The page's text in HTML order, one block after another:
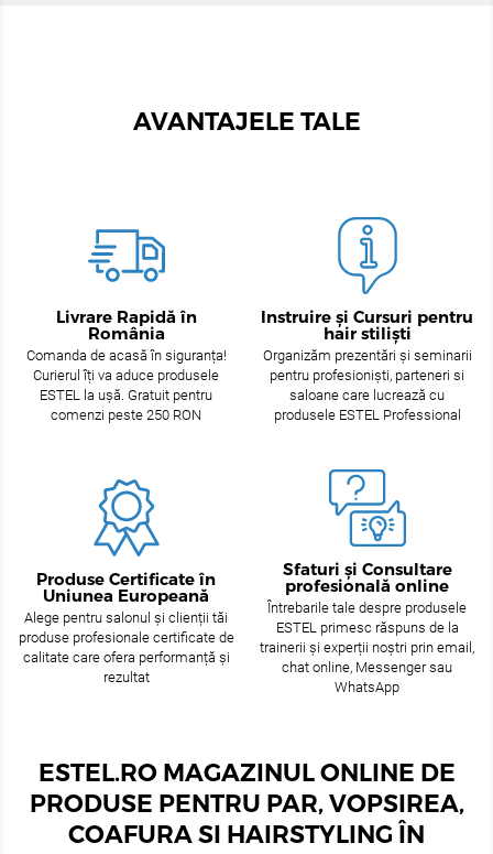
AVANTAJELE TALE
Livrare Rapidă în
România
Comanda de acasă în siguranța!
Curierul îți va aduce produsele
ESTEL la ușă. Gratuit pentru
comenzi peste 250 RON
Instruire și Cursuri pentru
hair stiliști
Organizăm prezentări și seminarii
pentru profesioniști, parteneri si
saloane care lucrează cu
produsele ESTEL Professional
Produse Certificate în
Uniunea Europeană
Alege pentru salonul și clienții tăi
produse profesionale certificate de
calitate care ofera performanță și
rezultat
Sfaturi și Consultare
profesională online
Întrebarile tale despre produsele
ESTEL primesc răspuns de la
trainerii și experții noștri prin email,
chat online, Messenger sau
WhatsApp
ESTEL.RO MAGAZINUL ONLINE DE
PRODUSE PENTRU PAR, VOPSIREA,
COAFURA SI HAIRSTYLING ÎN